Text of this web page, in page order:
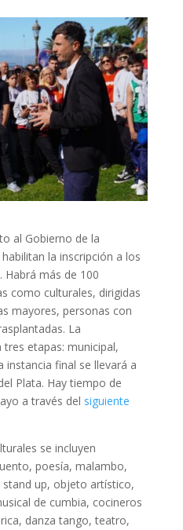
al Gobierno de la
la inscripción a los
Habrá más de 100
como culturales, dirigidas
mayores, personas con
La
etapas: municipal,
instancia final se llevará a
Plata. Hay tiempo de
a través del siguiente
se incluyen
poesía, malambo,
up, objeto artístico,
de cumbia, cocineros
danza tango, teatro,